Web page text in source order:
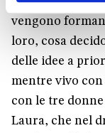
vengono
loro, cosa
delle idee a
mentre vivo con
con le tre
Laura, che nel